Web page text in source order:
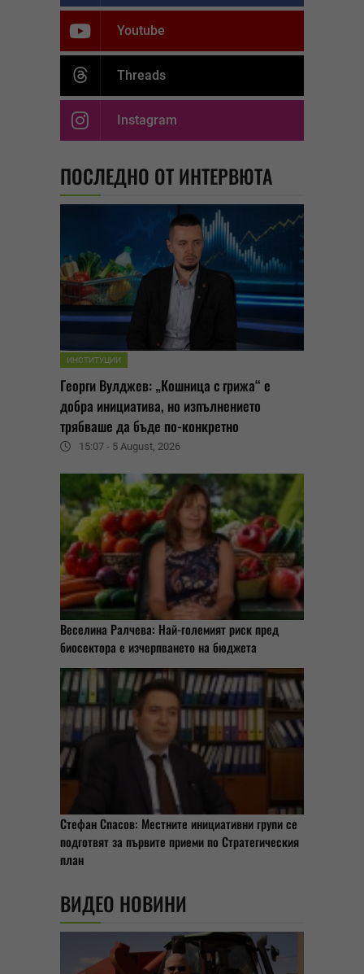
Youtube
Threads
Instagram
ПОСЛЕДНО ОТ ИНТЕРВЮТА
ИНСТИТУЦИИ
Георги Вулджев: „Кошница с грижа“ е
добра инициатива, но изпълнението
трябваше да бъде по-конкретно
15:07 - 5 August, 2026
Веселина Ралчева: Най-големият риск пред
биосектора е изчерпването на бюджета
Стефан Спасов: Местните инициативни групи се
подготвят за първите приеми по Стратегическия
план
ВИДЕО НОВИНИ